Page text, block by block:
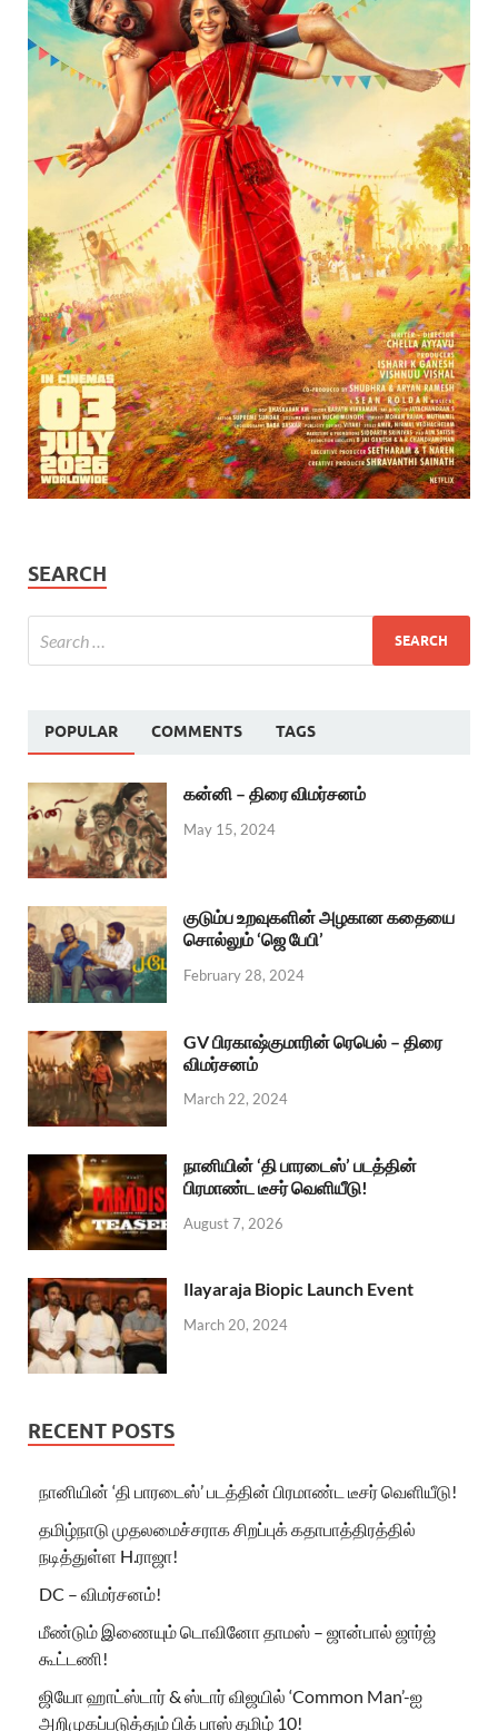
SEARCH
POPULAR COMMENTS TAGS
கன்னி – திரை விமர்சனம்
May 15, 2024
குடும்ப உறவுகளின் அழகான கதையை
சொல்லும் ‘ஜெ பேபி’
February 28, 2024
GV பிரகாஷ்குமாரின் ரெபெல் – திரை
விமர்சனம்
March 22, 2024
நானியின் ‘தி பாரடைஸ்’ படத்தின்
பிரமாண்ட டீசர் வெளியீடு!
August 7, 2026
Ilayaraja Biopic Launch Event
March 20, 2024
RECENT POSTS
நானியின் ‘தி பாரடைஸ்’ படத்தின் பிரமாண்ட டீசர் வெளியீடு!
தமிழ்நாடு முதலமைச்சராக சிறப்புக் கதாபாத்திரத்தில்
நடித்துள்ள H.ராஜா!
DC – விமர்சனம்!
மீண்டும் இணையும் டொவினோ தாமஸ் – ஜான்பால் ஜார்ஜ்
கூட்டணி!
ஜியோ ஹாட்ஸ்டார் & ஸ்டார் விஜயில் ‘Common Man’-ஐ
அறிமுகப்படுத்தும் பிக் பாஸ் தமிழ் 10!